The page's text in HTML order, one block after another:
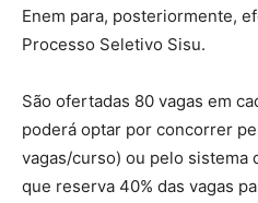
Enem para, posteriormente,
Processo Seletivo Sisu.
São ofertadas 80 vagas em
poderá optar por concorrer
vagas/curso) ou pelo sistema
que reserva 40% das vagas